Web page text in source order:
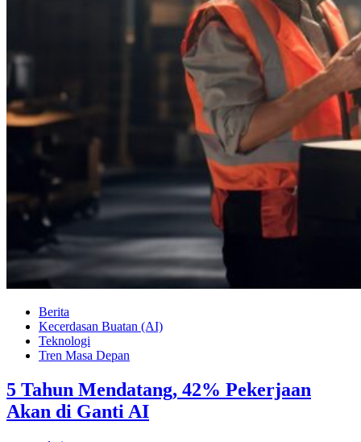
Berita
Kecerdasan Buatan (AI)
Teknologi
Tren Masa Depan
5 Tahun Mendatang, 42% Pekerjaan
Akan di Ganti AI